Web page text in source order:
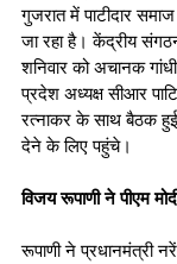
गुजरात में पाटीदार
जा रहा है। केंद्रीय
शनिवार को अचानक
प्रदेश अध्यक्ष सीआर
रत्नाकर के साथ बैठक
देने के लिए पहुंचे।
विजय रूपाणी ने पीएम
रूपाणी ने प्रधानमंत्री